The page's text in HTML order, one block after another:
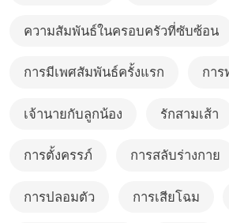
ความสัมพันธ์ในครอบครัวที่ซับซ้อน
การมีเพศสัมพันธ์ครั้งแรก การ
เจ้านายกับลูกน้อง รักสามเส้า
การตั้งครรภ์ การสลับร่างกาย
การปลอมตัว การเสียโฉม